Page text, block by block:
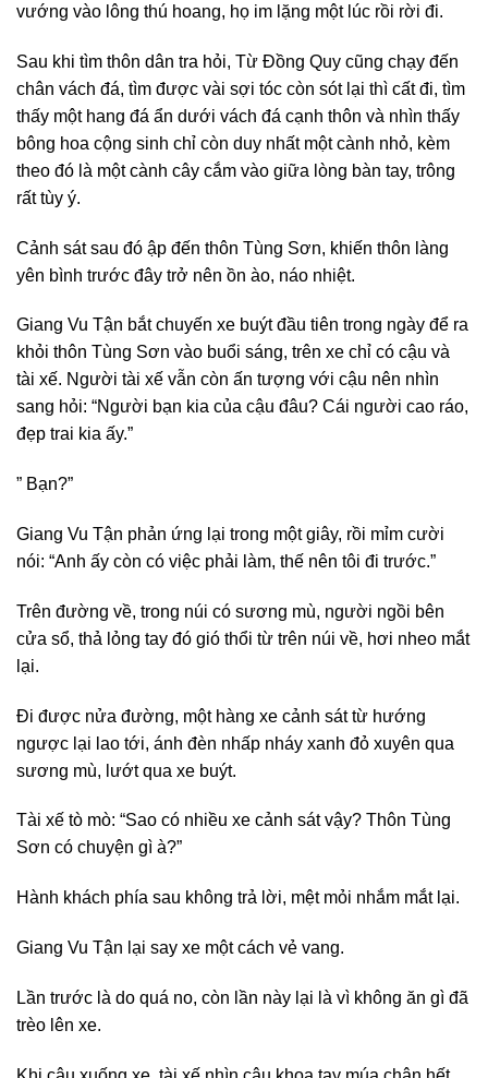
vướng vào lông thú hoang, họ im lặng một lúc rồi rời đi.
Sau khi tìm thôn dân tra hỏi, Từ Đồng Quy cũng chạy đến
chân vách đá, tìm được vài sợi tóc còn sót lại thì cất đi, tìm
thấy một hang đá ẩn dưới vách đá cạnh thôn và nhìn thấy
bông hoa cộng sinh chỉ còn duy nhất một cành nhỏ, kèm
theo đó là một cành cây cắm vào giữa lòng bàn tay, trông
rất tùy ý.
Cảnh sát sau đó ập đến thôn Tùng Sơn, khiến thôn làng
yên bình trước đây trở nên ồn ào, náo nhiệt.
Giang Vu Tận bắt chuyến xe buýt đầu tiên trong ngày để ra
khỏi thôn Tùng Sơn vào buổi sáng, trên xe chỉ có cậu và
tài xế. Người tài xế vẫn còn ấn tượng với cậu nên nhìn
sang hỏi: “Người bạn kia của cậu đâu? Cái người cao ráo,
đẹp trai kia ấy.”
” Bạn?”
Giang Vu Tận phản ứng lại trong một giây, rồi mỉm cười
nói: “Anh ấy còn có việc phải làm, thế nên tôi đi trước.”
Trên đường về, trong núi có sương mù, người ngồi bên
cửa sổ, thả lỏng tay đó gió thổi từ trên núi về, hơi nheo mắt
lại.
Đi được nửa đường, một hàng xe cảnh sát từ hướng
ngược lại lao tới, ánh đèn nhấp nháy xanh đỏ xuyên qua
sương mù, lướt qua xe buýt.
Tài xế tò mò: “Sao có nhiều xe cảnh sát vậy? Thôn Tùng
Sơn có chuyện gì à?”
Hành khách phía sau không trả lời, mệt mỏi nhắm mắt lại.
Giang Vu Tận lại say xe một cách vẻ vang.
Lần trước là do quá no, còn lần này lại là vì không ăn gì đã
trèo lên xe.